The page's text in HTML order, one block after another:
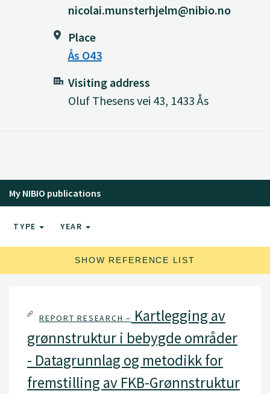
nicolai.munsterhjelm@nibio.no
Place
Ås O43
Visiting address
Oluf Thesens vei 43, 1433 Ås
My NIBIO publications
TYPE YEAR
SHOW REFERENCE LIST
REPORT RESEARCH – Kartlegging av
grønnstruktur i bebygde områder
- Datagrunnlag og metodikk for
fremstilling av FKB-Grønnstruktur